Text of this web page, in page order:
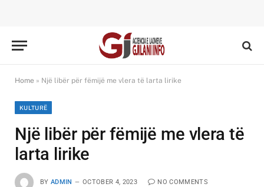
Home » Një libër për fëmijë me vlera të larta lirike
KULTURË
Një libër për fëmijë me vlera të
larta lirike
BY ADMIN OCTOBER 4, 2023 NO COMMENTS